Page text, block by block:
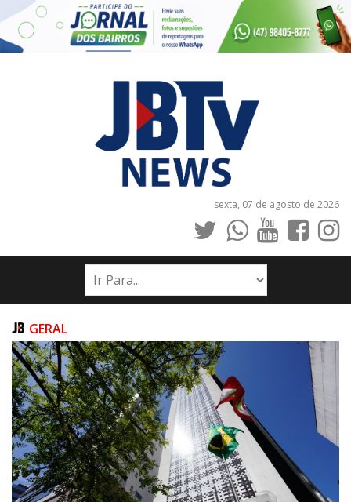
sexta, 07 de agosto de 2026
INÍCIO
NOTÍCIAS
PUBLICAÇÕES LEGAIS
CONTATO
GERAL